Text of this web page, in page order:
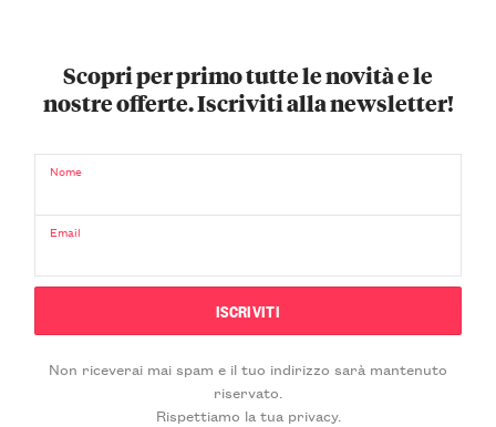
Scopri per primo tutte le novità e le
nostre offerte. Iscriviti alla newsletter!
Nome
Email
Non riceverai mai spam e il tuo indirizzo sarà mantenuto
riservato.
Rispettiamo la tua privacy.